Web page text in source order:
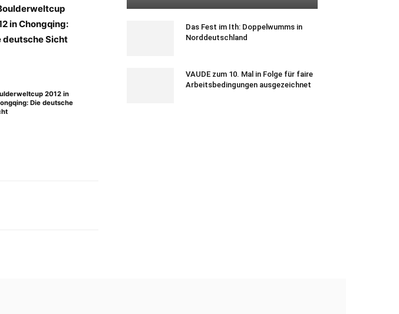
2012 in
Die deutsche
Das Fest im Ith: Doppelwumms in
Norddeutschland
VAUDE zum 10. Mal in Folge für faire
Arbeitsbedingungen ausgezeichnet